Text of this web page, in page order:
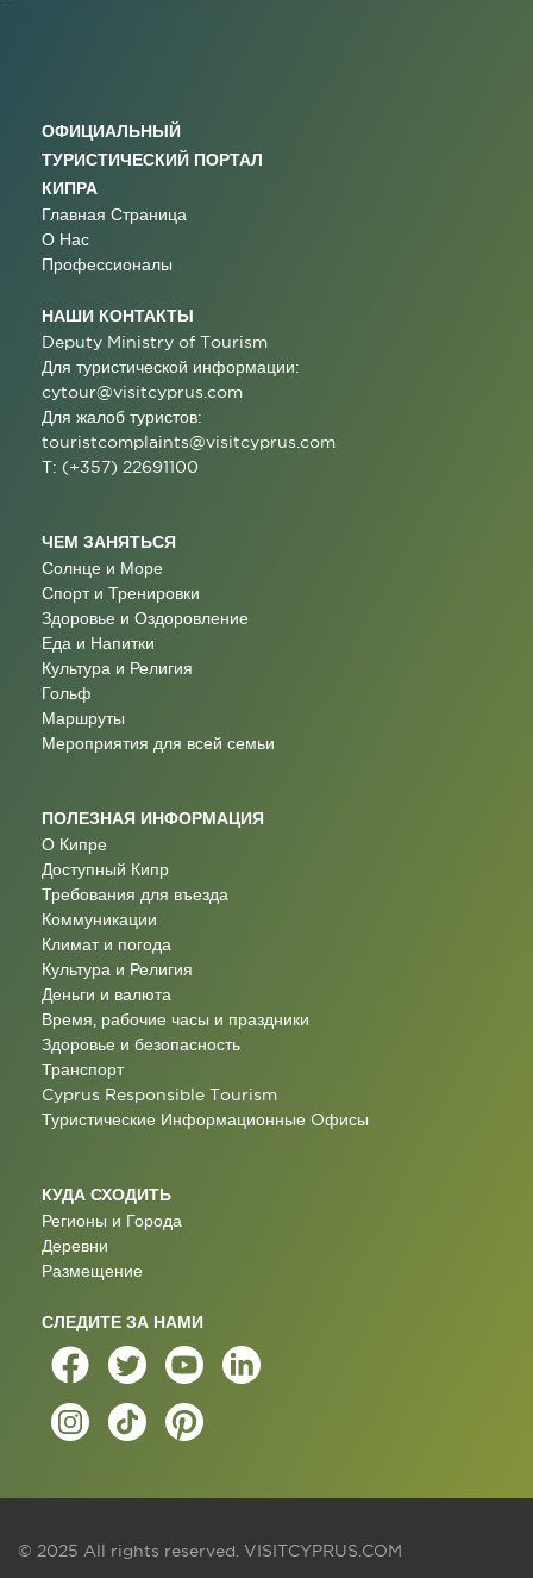
ОФИЦИАЛЬНЫЙ
ТУРИСТИЧЕСКИЙ ПОРТАЛ
КИПРА
Главная Страница
О Нас
Профессионалы
НАШИ КОНТАКТЫ
Deputy Ministry of Tourism
Для туристической информации:
cytour@visitcyprus.com
Для жалоб туристов:
touristcomplaints@visitcyprus.com
T: (+357) 22691100
ЧЕМ ЗАНЯТЬСЯ
Солнце и Море
Спорт и Тренировки
Здоровье и Оздоровление
Еда и Напитки
Культура и Религия
Гольф
Маршруты
Мероприятия для всей семьи
ПОЛЕЗНАЯ ИНФОРМАЦИЯ
О Кипре
Доступный Кипр
Требования для въезда
Коммуникации
Климат и погода
Культура и Религия
Деньги и валюта
Время, рабочие часы и праздники
Здоровье и безопасность
Транспорт
Cyprus Responsible Tourism
Туристические Информационные Oфисы
КУДА СХОДИТЬ
Регионы и Города
Деревни
Размещение
СЛЕДИТЕ ЗА НАМИ
© 2025 All rights reserved. VISITCYPRUS.COM